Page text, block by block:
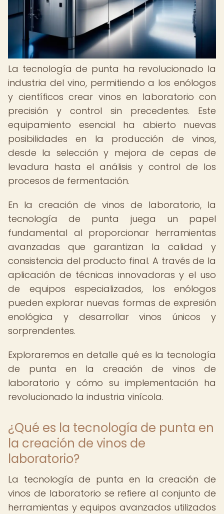
La tecnología de punta ha revolucionado la
industria del vino, permitiendo a los enólogos
y científicos crear vinos en laboratorio con
precisión y control sin precedentes. Este
equipamiento esencial ha abierto nuevas
posibilidades en la producción de vinos,
desde la selección y mejora de cepas de
levadura hasta el análisis y control de los
procesos de fermentación.
En la creación de vinos de laboratorio, la
tecnología de punta juega un papel
fundamental al proporcionar herramientas
avanzadas que garantizan la calidad y
consistencia del producto final. A través de la
aplicación de técnicas innovadoras y el uso
de equipos especializados, los enólogos
pueden explorar nuevas formas de expresión
enológica y desarrollar vinos únicos y
sorprendentes.
Exploraremos en detalle qué es la tecnología
de punta en la creación de vinos de
laboratorio y cómo su implementación ha
revolucionado la industria vinícola.
¿Qué es la tecnología de punta en
la creación de vinos de
laboratorio?
La tecnología de punta en la creación de
vinos de laboratorio se refiere al conjunto de
herramientas y equipos avanzados utilizados